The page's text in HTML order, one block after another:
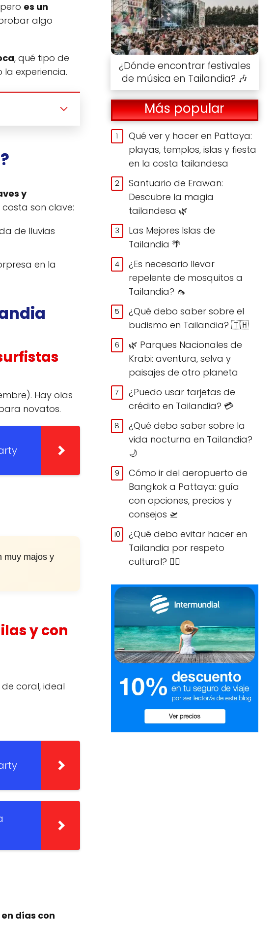
es un
algo
, qué tipo de
experiencia.
y
son clave:
de lluvias
en la
Hay olas
novatos.
muy majos y
y con
coral, ideal
días con
¿Dónde encontrar festivales
de música en Tailandia? 🎶
Más popular
Qué ver y hacer en Pattaya:
playas, templos, islas y fiesta
en la costa tailandesa
Santuario de Erawan:
Descubre la magia
tailandesa 🌿
Las Mejores Islas de
Tailandia 🌴
¿Es necesario llevar
repelente de mosquitos a
Tailandia? 🦟
¿Qué debo saber sobre el
budismo en Tailandia? 🇹🇭
🌿 Parques Nacionales de
Krabi: aventura, selva y
paisajes de otro planeta
¿Puedo usar tarjetas de
crédito en Tailandia? 💳
¿Qué debo saber sobre la
vida nocturna en Tailandia?
🌙
Cómo ir del aeropuerto de
Bangkok a Pattaya: guía
con opciones, precios y
consejos 🛫
¿Qué debo evitar hacer en
Tailandia por respeto
cultural? 🙅‍♀️